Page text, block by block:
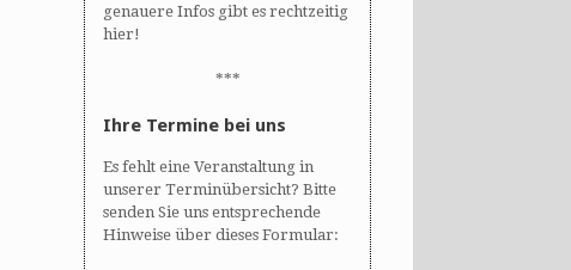
genauere Infos gibt es rechtzeitig
hier!
***
Ihre Termine bei uns
Es fehlt eine Veranstaltung in
unserer Terminübersicht? Bitte
senden Sie uns entsprechende
Hinweise über dieses Formular: